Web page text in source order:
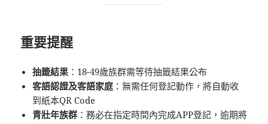
重要提醒
抽籤結果 ：18-49歲族群需等待抽籤結果公布
客語認證及客語家庭 ：無需任何登記動作，將自動收
到紙本QR Code
青壯年族群 ：務必在指定時間內完成APP登記，逾期將